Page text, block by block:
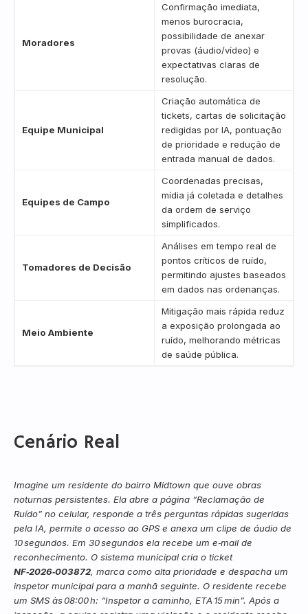
Moradores
Confirmação imediata,
menos burocracia,
possibilidade de anexar
provas (áudio/vídeo) e
expectativas claras de
resolução.
Equipe Municipal
Criação automática de
tickets, cartas de solicitação
redigidas por IA, pontuação
de prioridade e redução de
entrada manual de dados.
Equipes de Campo
Coordenadas precisas,
mídia já coletada e detalhes
da ordem de serviço
simplificados.
Tomadores de Decisão
Análises em tempo real de
pontos críticos de ruído,
permitindo ajustes baseados
em dados nas ordenanças.
Meio Ambiente
Mitigação mais rápida reduz
a exposição prolongada ao
ruído, melhorando métricas
de saúde pública.
Cenário Real
Imagine um residente do bairro Midtown que ouve obras
noturnas persistentes. Ela abre a página “Reclamação de
Ruído” no celular, responde a três perguntas rápidas sugeridas
pela IA, permite o acesso ao GPS e anexa um clipe de áudio de
10 segundos. Em 30 segundos ela recebe um e‑mail de
reconhecimento. O sistema municipal cria o ticket
NF‑2026‑003872, marca como alta prioridade e despacha um
inspetor municipal para a manhã seguinte. O residente recebe
um SMS às 08:00 h: “Inspetor a caminho, ETA 15 min”. Após a